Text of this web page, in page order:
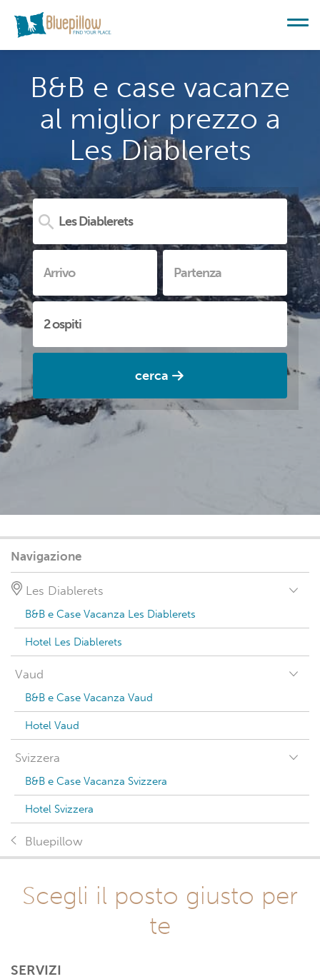
B&B e case vacanze
al miglior prezzo a
Les Diablerets
cerca
Navigazione
Les Diablerets
B&B e Case Vacanza Les Diablerets
Hotel Les Diablerets
Vaud
B&B e Case Vacanza Vaud
Hotel Vaud
Svizzera
B&B e Case Vacanza Svizzera
Hotel Svizzera
Bluepillow
Scegli il posto giusto per
te
SERVIZI